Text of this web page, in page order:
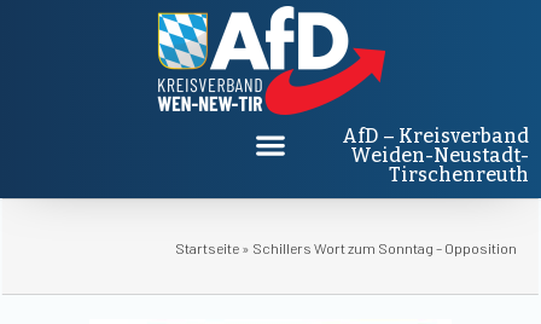
AfD – Kreisverband
Weiden-Neustadt-
Tirschenreuth
Startseite » Schillers Wort zum Sonntag – Opposition